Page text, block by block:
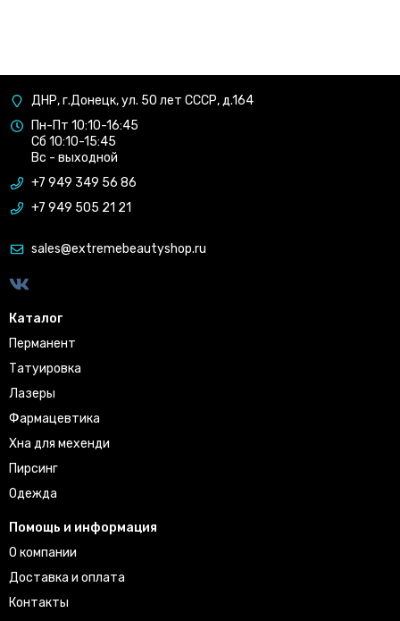
ДНР, г.Донецк, ул. 50 лет СССР, д.164
Пн-Пт 10:10-16:45
Сб 10:10-15:45
Вс - выходной
+7 949 349 56 86
+7 949 505 21 21
sales@extremebeautyshop.ru
Каталог
Перманент
Татуировка
Лазеры
Фармацевтика
Хна для мехенди
Пирсинг
Одежда
Помощь и информация
О компании
Доставка и оплата
Контакты